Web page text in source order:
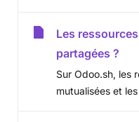
Les
partagées ?
Sur Odoo.sh, les
mutualisées et